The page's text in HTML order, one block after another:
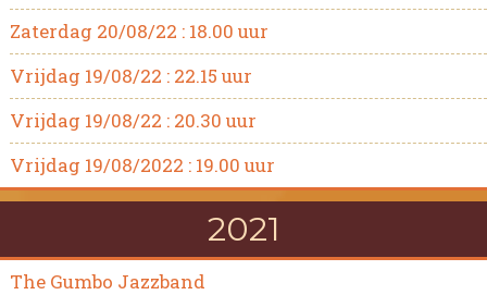
Zaterdag 20/08/22 : 18.00 uur
Vrijdag 19/08/22 : 22.15 uur
Vrijdag 19/08/22 : 20.30 uur
Vrijdag 19/08/2022 : 19.00 uur
2021
The Gumbo Jazzband